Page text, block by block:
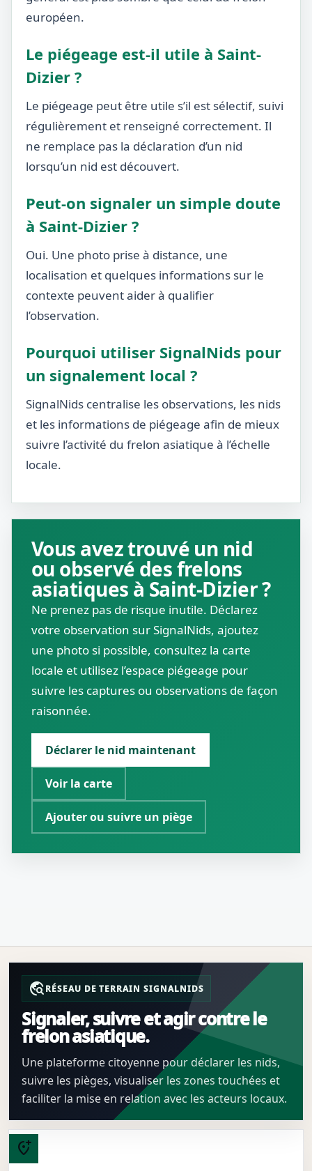
européen.
Le piégeage est-il utile à Saint-
Dizier ?
Le piégeage peut être utile s’il est sélectif, suivi
régulièrement et renseigné correctement. Il
ne remplace pas la déclaration d’un nid
lorsqu’un nid est découvert.
Peut-on signaler un simple doute
à Saint-Dizier ?
Oui. Une photo prise à distance, une
localisation et quelques informations sur le
contexte peuvent aider à qualifier
l’observation.
Pourquoi utiliser SignalNids pour
un signalement local ?
SignalNids centralise les observations, les nids
et les informations de piégeage afin de mieux
suivre l’activité du frelon asiatique à l’échelle
locale.
Vous avez trouvé un nid
ou observé des frelons
asiatiques à Saint-Dizier ?
Ne prenez pas de risque inutile. Déclarez
votre observation sur SignalNids, ajoutez
une photo si possible, consultez la carte
locale et utilisez l’espace piégeage pour
suivre les captures ou observations de façon
raisonnée.
Déclarer le nid maintenant
Voir la carte
Ajouter ou suivre un piège
travel_exploreRÉSEAU DE TERRAIN SIGNALNIDS
Signaler, suivre et agir contre le
frelon asiatique.
Une plateforme citoyenne pour déclarer les nids,
suivre les pièges, visualiser les zones touchées et
faciliter la mise en relation avec les acteurs locaux.
add_location_alt